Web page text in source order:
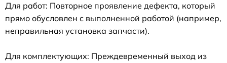
Для работ: Повторное проявление дефекта, который
прямо обусловлен с выполненной работой (например,
неправильная установка запчасти).
Для комплектующих: Преждевременный выход из